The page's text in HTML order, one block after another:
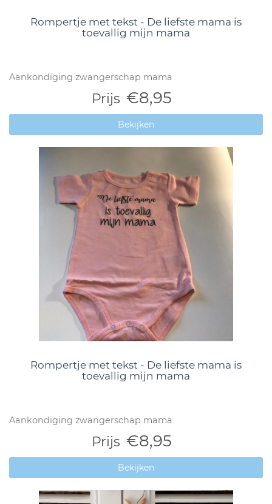
Rompertje met tekst - De liefste mama is
toevallig mijn mama
Aankondiging zwangerschap mama
Prijs €8,95
Bekijken
Rompertje met tekst - De liefste mama is
toevallig mijn mama
Aankondiging zwangerschap mama
Prijs €8,95
Bekijken